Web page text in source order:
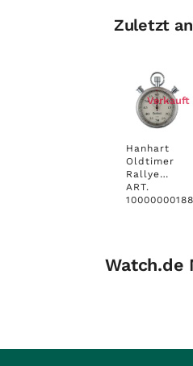
Zuletzt
Verkauft
Hanhart
Oldtimer
Rallye
1/5 Sekunde
ART.
Watch.de